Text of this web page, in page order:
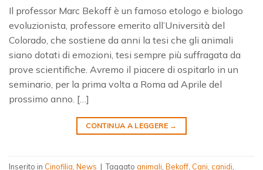
Il professor Marc Bekoff è un famoso etologo e biologo
evoluzionista, professore emerito all’Università del
Colorado, che sostiene da anni la tesi che gli animali
siano dotati di emozioni, tesi sempre più suffragata da
prove scientifiche. Avremo il piacere di ospitarlo in un
seminario, per la prima volta a Roma ad Aprile del
prossimo anno. […]
CONTINUA A LEGGERE →
Inserito in Cinofilia News | Taggato animali Bekoff Cani canidi